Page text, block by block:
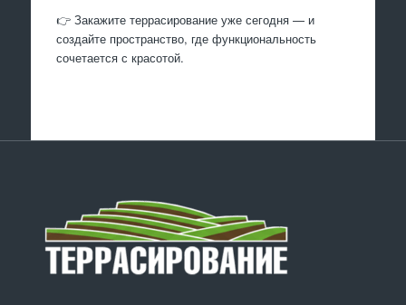
👉 Закажите террасирование уже сегодня — и
создайте пространство, где функциональность
сочетается с красотой.